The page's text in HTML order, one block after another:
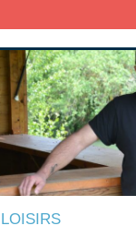
LOISIRS